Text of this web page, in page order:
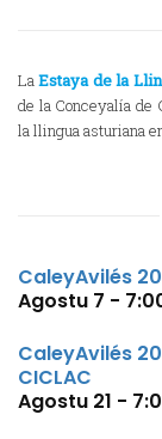
LaEstaya de la
de la Conceyalía de
la llingua asturiana
CaleyAvilés
Agostu 7 -
CaleyAvilés
CICLAC
Agostu 21 -